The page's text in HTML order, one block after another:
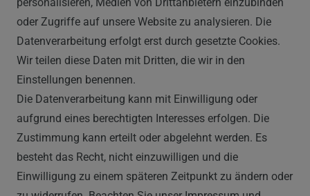
Montag - Freitag, 09:00 - 16:00
RECHTLICHES
AGB
WIDERRUFSRECHT
IMPRESSUM
oder Zugriffe auf unsere Website zu analysieren. Die
Datenverarbeitung erfolgt erst durch gesetzte Cookies.
Wir teilen diese Daten mit Dritten, die wir in den
Einstellungen benennen.
Die Datenverarbeitung kann mit Einwilligung oder
aufgrund eines berechtigten Interesses erfolgen. Die
Zustimmung kann erteilt oder abgelehnt werden. Es
besteht das Recht, nicht einzuwilligen und die
Einwilligung zu einem späteren Zeitpunkt zu ändern oder